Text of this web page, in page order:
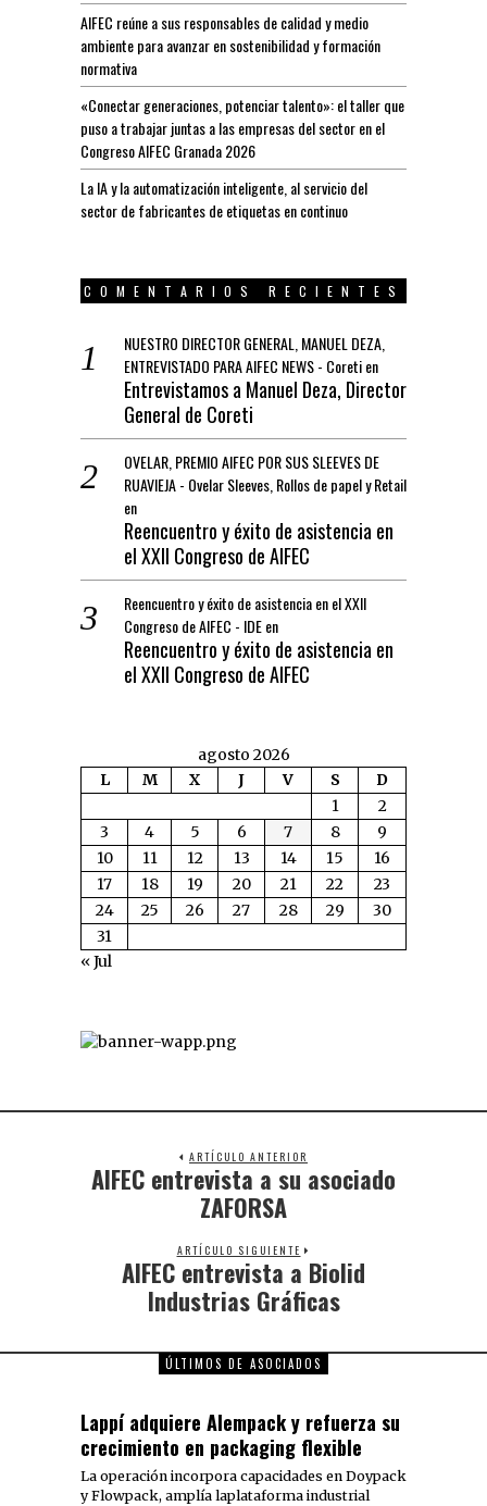
AIFEC reúne a sus responsables de calidad y medio
ambiente para avanzar en sostenibilidad y formación
normativa
«Conectar generaciones, potenciar talento»: el taller que
puso a trabajar juntas a las empresas del sector en el
Congreso AIFEC Granada 2026
La IA y la automatización inteligente, al servicio del
sector de fabricantes de etiquetas en continuo
COMENTARIOS RECIENTES
NUESTRO DIRECTOR GENERAL, MANUEL DEZA,
ENTREVISTADO PARA AIFEC NEWS - Coretien
Entrevistamos a Manuel Deza, Director
General de Coreti
OVELAR, PREMIO AIFEC POR SUS SLEEVES DE
RUAVIEJA - Ovelar Sleeves, Rollos de papel y Retail
en
Reencuentro y éxito de asistencia en
el XXII Congreso de AIFEC
Reencuentro y éxito de asistencia en el XXII
Congreso de AIFEC - IDEen
Reencuentro y éxito de asistencia en
el XXII Congreso de AIFEC
agosto 2026
L
M X J V S
D
1
2
3
4 5 6 7 8
9
10
11 12 13 14 15
16
17
18 19 20 21 22
23
24
25 26 27 28 29
30
31
« Jul
ARTÍCULO ANTERIOR
AIFEC entrevista a su asociado
ZAFORSA
ARTÍCULO SIGUIENTE
AIFEC entrevista a Biolid
Industrias Gráficas
ÚLTIMOS DE ASOCIADOS
Lappí adquiere Alempack y refuerza su
crecimiento en packaging flexible
La operación incorpora capacidades en Doypack
y Flowpack, amplía laplataforma industrial